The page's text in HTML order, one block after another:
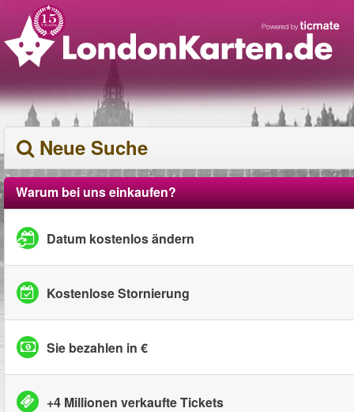
Neue Suche
Warum bei uns einkaufen?
Datum kostenlos ändern
Kostenlose Stornierung
Sie bezahlen in €
+4 Millionen verkaufte Tickets